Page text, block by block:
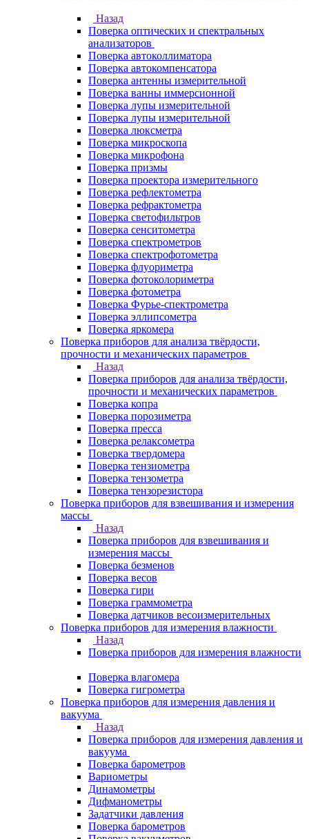
Назад
Поверка оптических и спектральных
анализаторов
Поверка автоколлиматора
Поверка автокомпенсатора
Поверка антенны измерительной
Поверка ванны иммерсионной
Поверка лупы измерительной
Поверка лупы измерительной
Поверка люксметра
Поверка микроскопа
Поверка микрофона
Поверка призмы
Поверка проектора измерительного
Поверка рефлектометра
Поверка рефрактометра
Поверка светофильтров
Поверка сенситометра
Поверка спектрометров
Поверка спектрофотометра
Поверка флуориметра
Поверка фотоколориметра
Поверка фотометра
Поверка Фурье-спектрометра
Поверка эллипсометра
Поверка яркомера
Поверка приборов для анализа твёрдости,
прочности и механических параметров
Назад
Поверка приборов для анализа твёрдости,
прочности и механических параметров
Поверка копра
Поверка порозиметра
Поверка пресса
Поверка релаксометра
Поверка твердомера
Поверка тензиометра
Поверка тензометра
Поверка тензорезистора
Поверка приборов для взвешивания и измерения
массы
Назад
Поверка приборов для взвешивания и
измерения массы
Поверка безменов
Поверка весов
Поверка гири
Поверка граммометра
Поверка датчиков весоизмерительных
Поверка приборов для измерения влажности
Назад
Поверка приборов для измерения влажности
Поверка влагомера
Поверка гигрометра
Поверка приборов для измерения давления и
вакуума
Назад
Поверка приборов для измерения давления и
вакуума
Поверка барометров
Вариометры
Динамометры
Дифманометры
Задатчики давления
Поверка барометров